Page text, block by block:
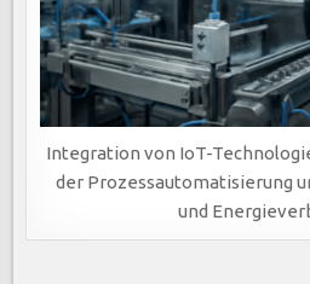
Integration von IoT-
der Prozessautomatisierung
und